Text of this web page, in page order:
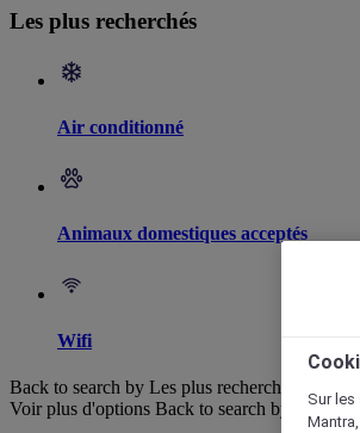
Les plus recherchés
Air conditionné
Animaux domestiques acceptés
Wifi
Back to search by Les plus recherchés
Voir plus d'options Back to search by
Sur les